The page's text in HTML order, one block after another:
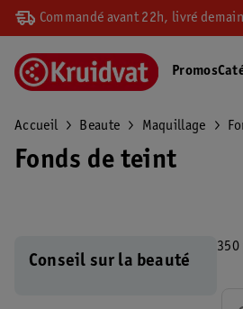
Commandé avant 22h, livré demain
Promos
Accueil Beaute Maquillage
Fonds de teint
Conseil sur la beauté